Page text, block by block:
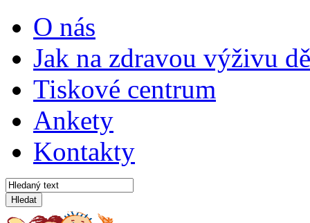
O nás
Jak na zdravou výživu
Tiskové centrum
Ankety
Kontakty
Hledat